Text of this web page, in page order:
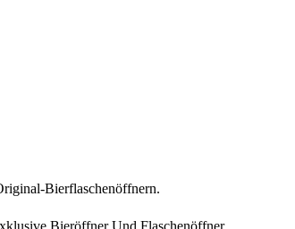
Bierflaschenöffnern.